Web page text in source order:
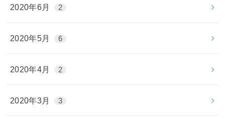
2020年6月 2
2020年5月 6
2020年4月 2
2020年3月 3